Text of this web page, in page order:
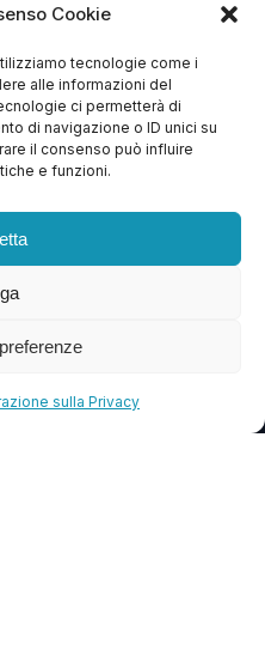
Cookie
tecnologie come i
alle informazioni del
ci permetterà di
di navigazione o ID unici su
il consenso può influire
e funzioni.
sulla Privacy